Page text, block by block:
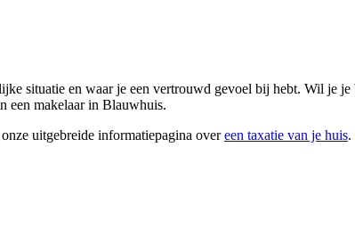
situatie en waar je een vertrouwd gevoel bij hebt. Wil je
een makelaar in Blauwhuis.
uitgebreide informatiepagina overeen taxatie van je huis.